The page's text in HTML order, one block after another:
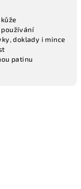
doklady i mince
patinu